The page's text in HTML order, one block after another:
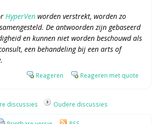
HyperVen worden verstrekt, worden zo
De antwoorden zijn gebaseerd
en kunnen niet worden beschouwd als
een behandeling bij een arts of
Reageren Reageren met quote
discussies Oudere discussies